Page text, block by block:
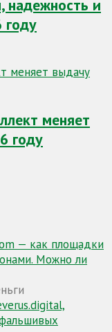
надежность и
году
меняет
году
— как площадки
Можно ли